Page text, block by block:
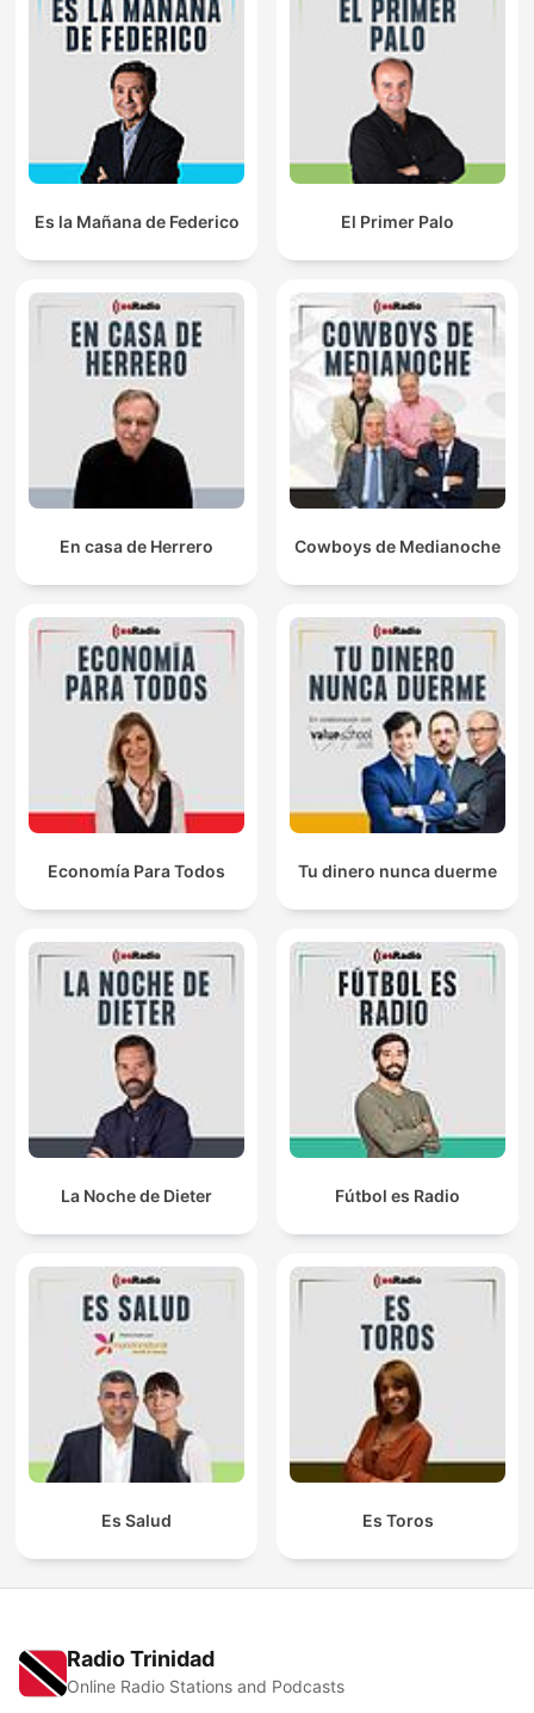
Es la Mañana de Federico El Primer Palo
En casa de Herrero Cowboys de Medianoche
Economía Para Todos Tu dinero nunca duerme
La Noche de Dieter Fútbol es Radio
Es Salud Es Toros
Radio Trinidad
Online Radio Stations and Podcasts